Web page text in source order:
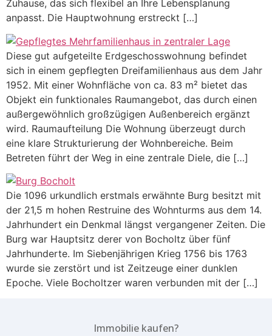
Zuhause, das sich flexibel an Ihre Lebensplanung
anpasst. Die Hauptwohnung erstreckt […]
Diese gut aufgeteilte Erdgeschosswohnung befindet
sich in einem gepflegten Dreifamilienhaus aus dem Jahr
1952. Mit einer Wohnfläche von ca. 83 m² bietet das
Objekt ein funktionales Raumangebot, das durch einen
außergewöhnlich großzügigen Außenbereich ergänzt
wird. Raumaufteilung Die Wohnung überzeugt durch
eine klare Strukturierung der Wohnbereiche. Beim
Betreten führt der Weg in eine zentrale Diele, die […]
Die 1096 urkundlich erstmals erwähnte Burg besitzt mit
der 21,5 m hohen Restruine des Wohnturms aus dem 14.
Jahrhundert ein Denkmal längst vergangener Zeiten. Die
Burg war Hauptsitz derer von Bocholtz über fünf
Jahrhunderte. Im Siebenjährigen Krieg 1756 bis 1763
wurde sie zerstört und ist Zeitzeuge einer dunklen
Epoche. Viele Bocholtzer waren verbunden mit der […]
Immobilie kaufen?